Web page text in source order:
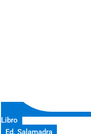
Libro
Ed. Salamadra